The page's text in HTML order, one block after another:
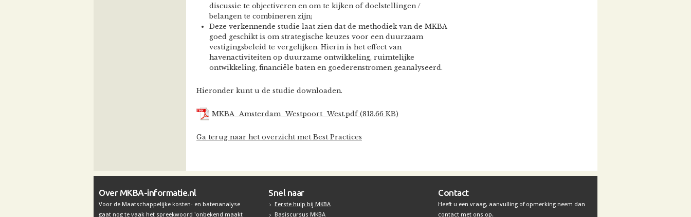
discussie te objectiveren en om te kijken of doelstellingen /
belangen te combineren zijn;
Deze verkennende studie laat zien dat de methodiek van de MKBA
goed geschikt is om strategische keuzes voor een duurzaam
vestigingsbeleid te vergelijken. Hierin is het effect van
havenactiviteiten op duurzame ontwikkeling, ruimtelijke
ontwikkeling, financiële baten en goederenstromen geanalyseerd.
Hieronder kunt u de studie downloaden.
MKBA_Amsterdam_Westpoort_West.pdf (813.66 KB)
Ga terug naar het overzicht met Best Practices
Over MKBA-informatie.nl
Voor de Maatschappelijke kosten- en batenanalyse
gaat nog te vaak het spreekwoord 'onbekend maakt
Snel naar
Eerste hulp bij MKBA
Basiscursus MKBA
Contact
Heeft u een vraag, aanvulling of opmerking neem dan
contact met ons op.